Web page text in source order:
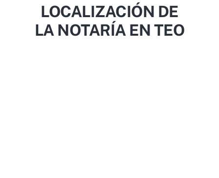
LOCALIZACIÓN DE
LA NOTARÍA EN TEO